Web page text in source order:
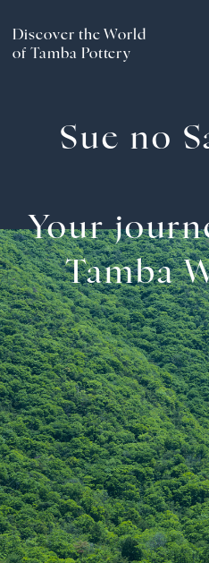
丹波的傳統工藝
陶藝體驗
丹波的文化觀光
陶之鄉設施指南
kamanjyo設施指南
Discover the World
of Tamba Pottery
Sue no
Your
Tamba